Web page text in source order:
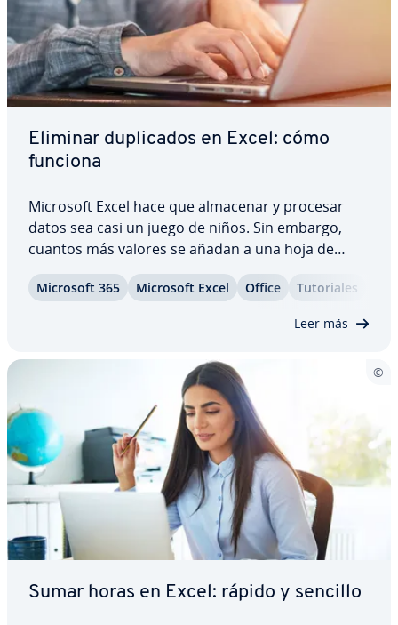
Eliminar du­pli­ca­dos en Excel: cómo
funciona
Microsoft Excel hace que almacenar y procesar
datos sea casi un juego de niños. Sin embargo,
cuantos más valores se añadan a una hoja de
cálculo, mayor es la pro­ba­bi­li­dad de encontrar
entradas repetidas o du­pli­ca­das. Para so­lu­cio­nar
Microsoft 365 Microsoft Excel Office Tu­to­ria­les
Leer más
Sumar horas en Excel: rápido y sencillo